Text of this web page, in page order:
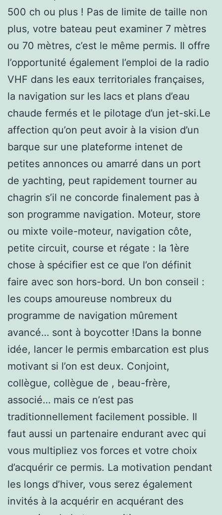
500 ch ou plus ! Pas de limite de taille non
plus, votre bateau peut examiner 7 mètres
ou 70 mètres, c’est le même permis. Il offre
l’opportunité également l’emploi de la radio
VHF dans les eaux territoriales françaises,
la navigation sur les lacs et plans d’eau
chaude fermés et le pilotage d’un jet-ski.Le
affection qu’on peut avoir à la vision d’un
barque sur une plateforme intenet de
petites annonces ou amarré dans un port
de yachting, peut rapidement tourner au
chagrin s’il ne concorde finalement pas à
son programme navigation. Moteur, store
ou mixte voile-moteur, navigation côte,
petite circuit, course et régate : la 1ère
chose à spécifier est ce que l’on définit
faire avec son hors-bord. Un bon conseil :
les coups amoureuse nombreux du
programme de navigation mûrement
avancé… sont à boycotter !Dans la bonne
idée, lancer le permis embarcation est plus
motivant si l’on est deux. Conjoint,
collègue, collègue de , beau-frère,
associé… mais ce n’est pas
traditionnellement facilement possible. Il
faut aussi un partenaire endurant avec qui
vous multipliez vos forces et votre choix
d’acquérir ce permis. La motivation pendant
les longs d’hiver, vous serez également
invités à la acquérir en acquérant des